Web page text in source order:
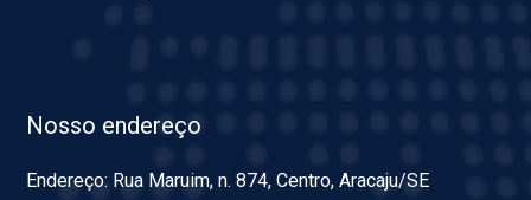
Nosso endereço
Endereço: Rua Maruim, n. 874, Centro, Aracaju/SE